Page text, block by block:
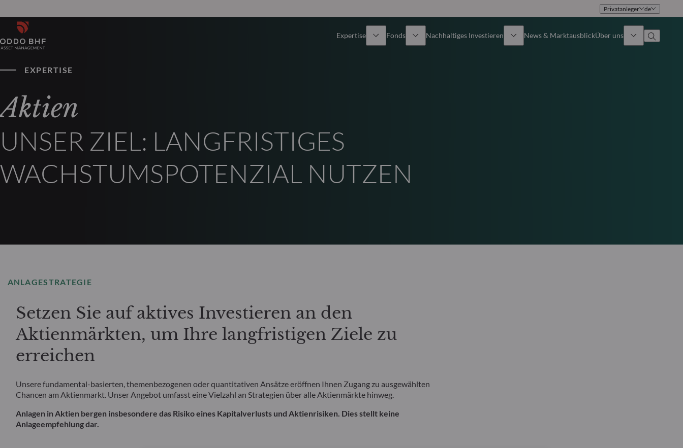
Privatanleger de
Expertise Fonds Nachhaltiges Investieren News & MarktausblickÜber uns
EXPERTISE
Aktien
UNSER ZIEL: LANGFRISTIGES
WACHSTUMSPOTENZIAL NUTZEN
ANLAGESTRATEGIE
Setzen Sie auf aktives Investieren an den
Aktienmärkten, um Ihre langfristigen Ziele zu
erreichen
Unsere fundamental-basierten, themenbezogenen oder quantitativen Ansätze eröffnen Ihnen Zugang zu ausgewählten
Chancen am Aktienmarkt. Unser Angebot umfasst eine Vielzahl an Strategien über alle Aktienmärkte hinweg.
Anlagen in Aktien bergen insbesondere das Risiko eines Kapitalverlusts und Aktienrisiken. Dies stellt keine
Anlageempfehlung dar.